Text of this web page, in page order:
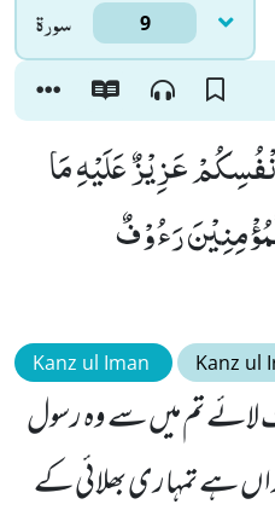
سورۃ 9
عَزِیْزٌ عَلَیْهِ مَا
رَءُوْفٌ
Kanz ul Iman Kanz ul
تم میں سے وہ رسول
ہے تمہاری بھلائی کے